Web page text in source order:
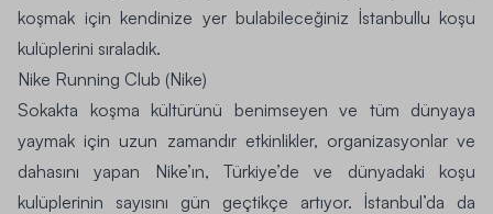
koşmak için kendinize yer bulabileceğiniz İstanbullu koşu
kulüplerini sıraladık.
Nike Running Club (Nike)
Sokakta koşma kültürünü benimseyen ve tüm dünyaya
yaymak için uzun zamandır etkinlikler, organizasyonlar ve
dahasını yapan Nike’ın, Türkiye’de ve dünyadaki koşu
kulüplerinin sayısını gün geçtikçe artıyor. İstanbul’da da